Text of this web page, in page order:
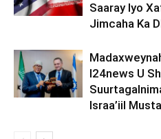
Saaray Iyo
Jimcaha Ka
I24news U
Israa’iil